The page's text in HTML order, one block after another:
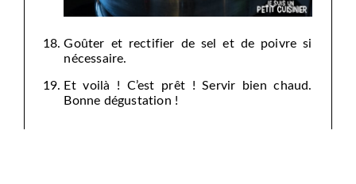
Goûter et rectifier de sel et de poivre si
nécessaire.
Et voilà ! C’est prêt ! Servir bien chaud.
Bonne dégustation !